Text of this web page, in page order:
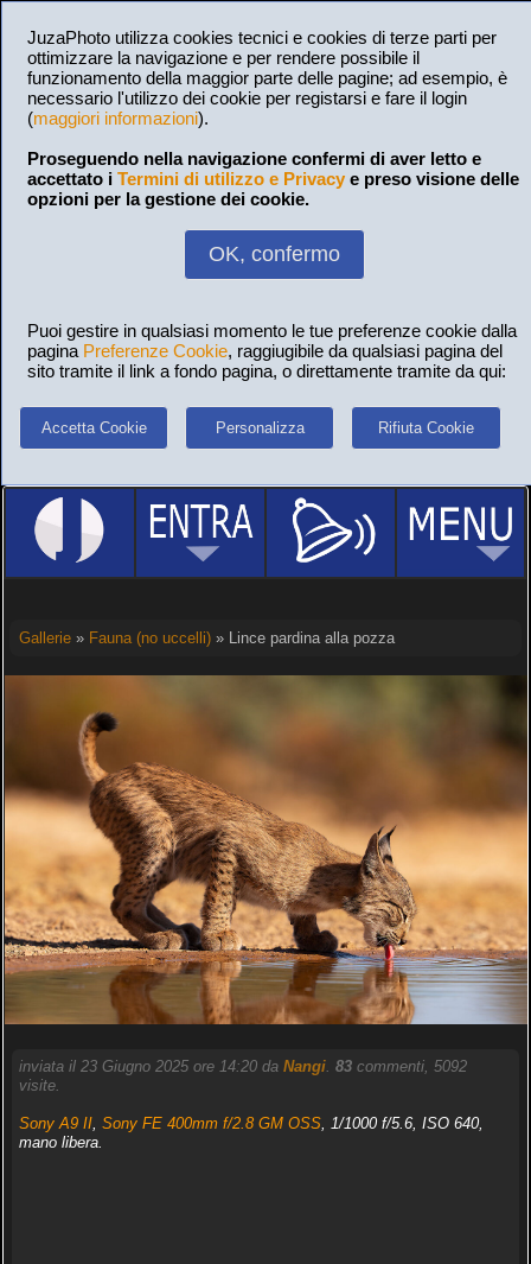
JuzaPhoto utilizza cookies tecnici e cookies di terze parti per
ottimizzare la navigazione e per rendere possibile il
funzionamento della maggior parte delle pagine; ad esempio, è
necessario l'utilizzo dei cookie per registarsi e fare il login
(maggiori informazioni).
Proseguendo nella navigazione confermi di aver letto e
accettato i Termini di utilizzo e Privacy e preso visione delle
opzioni per la gestione dei cookie.
OK, confermo
Puoi gestire in qualsiasi momento le tue preferenze cookie dalla
pagina Preferenze Cookie, raggiugibile da qualsiasi pagina del
sito tramite il link a fondo pagina, o direttamente tramite da qui:
Accetta Cookie Personalizza Rifiuta Cookie
Gallerie» Fauna (no uccelli)» Lince pardina alla pozza
inviata il 23 Giugno 2025 ore 14:20 da Nangi. 83commenti, 5092
visite.
Sony A9 II, Sony FE 400mm f/2.8 GM OSS, 1/1000 f/5.6, ISO 640,
mano libera.